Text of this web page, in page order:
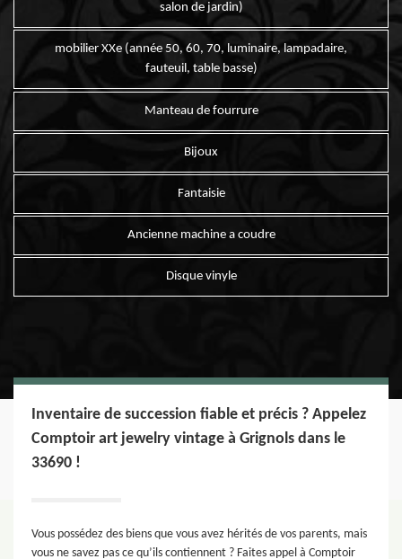
salon de jardin)
mobilier XXe (année 50, 60, 70, luminaire, lampadaire,
fauteuil, table basse)
Manteau de fourrure
Bijoux
Fantaisie
Ancienne machine a coudre
Disque vinyle
Inventaire de succession fiable et précis ? Appelez
Comptoir art jewelry vintage à Grignols dans le
33690 !
Vous possédez des biens que vous avez hérités de vos parents, mais
vous ne savez pas ce qu’ils contiennent ? Faites appel à Comptoir